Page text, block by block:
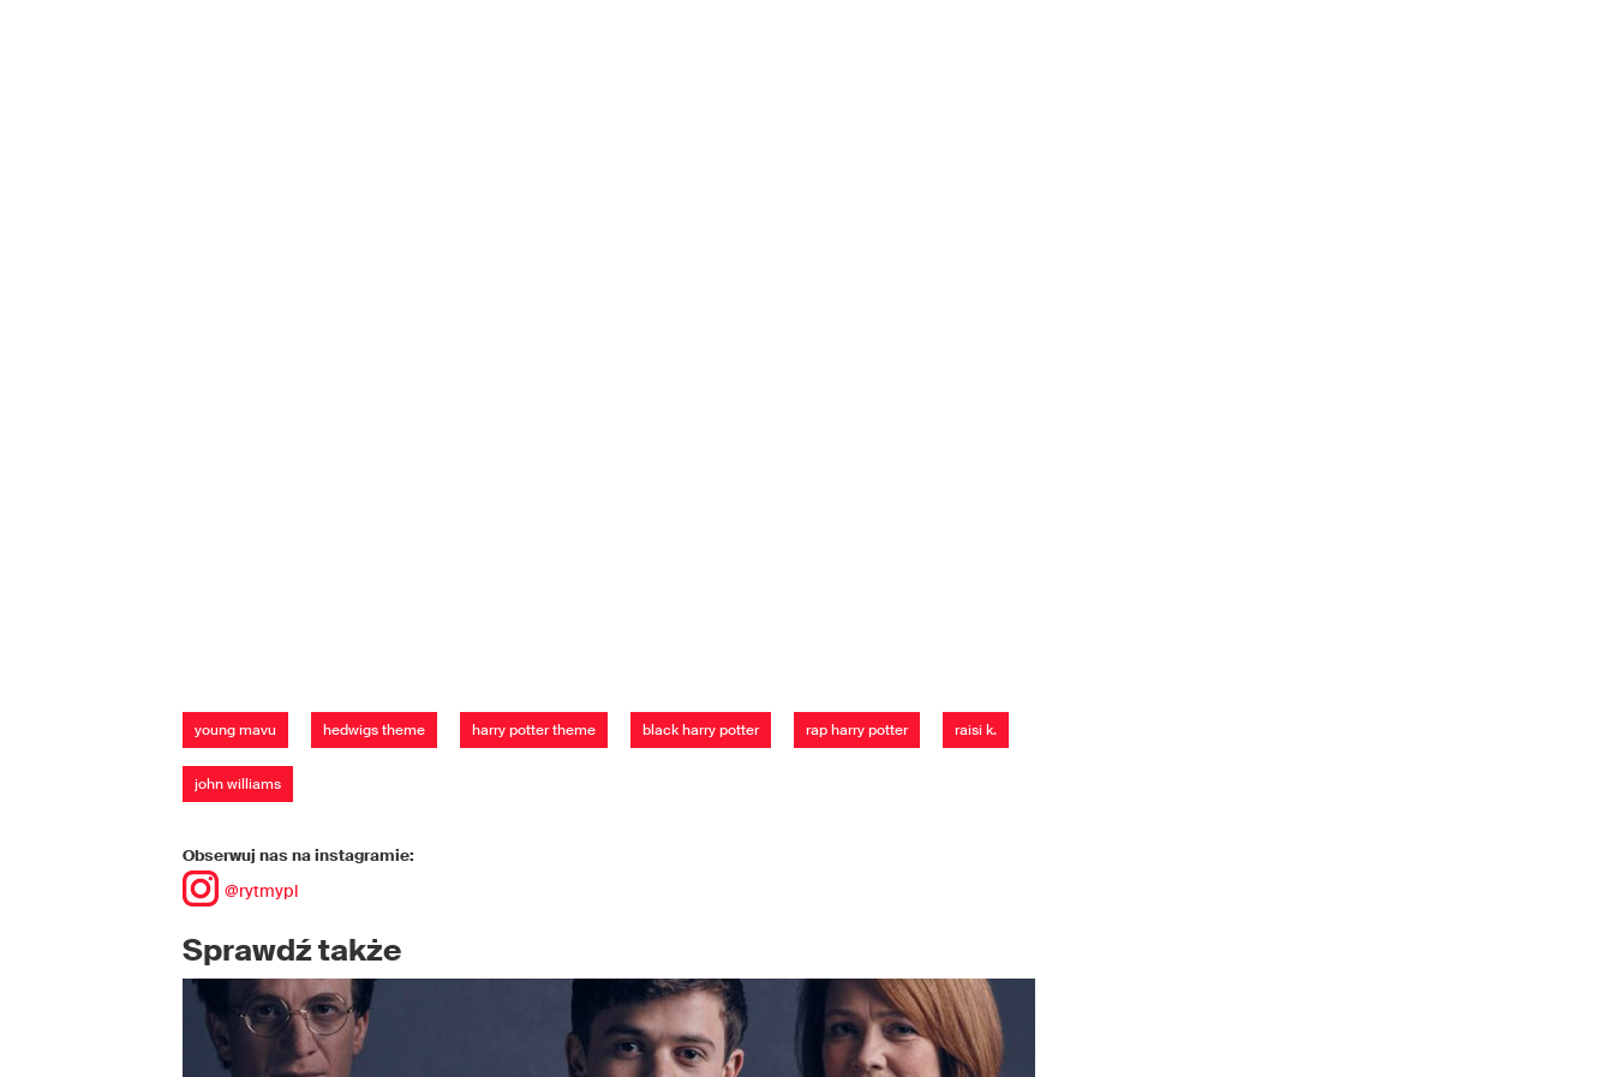
young mavu hedwigs theme harry potter theme black harry potter rap harry potter raisi k.
john williams
Obserwuj nas na instagramie:
@rytmypl
Sprawdź także